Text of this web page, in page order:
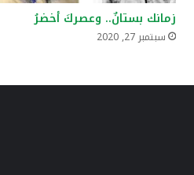
زمانك بستانٌ.. وعصركَ أخضرُ
سبتمبر 27, 2020